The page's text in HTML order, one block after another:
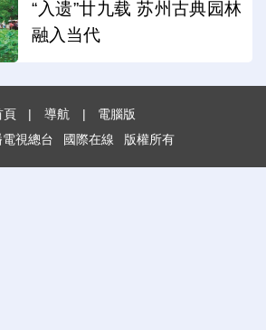
“入遗”廿九载 苏州古典园林
融入当代
頁 | 導航 |
電腦版
視總台
國際在線 版權所有